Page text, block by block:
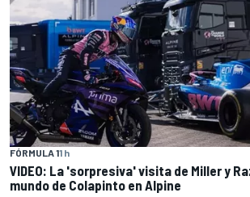
FÓRMULA 11 h
VIDEO: La 'sorpresiva' visita de Miller y
mundo de Colapinto en Alpine